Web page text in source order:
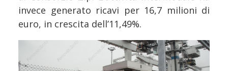
invece generato ricavi per 16,7 milioni di
euro, in crescita dell’11,49%.